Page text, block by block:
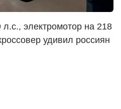
электромотор на 218
удивил россиян